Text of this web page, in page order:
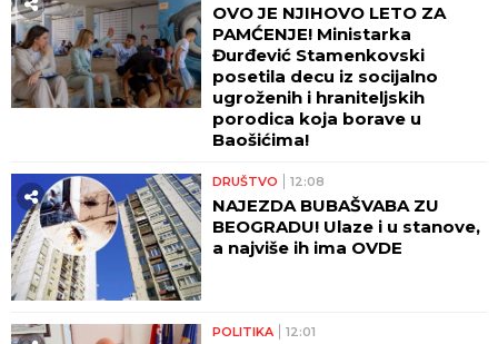
OVO JE NJIHOVO LETO ZA
PAMĆENJE! Ministarka
Đurđević Stamenkovski
posetila decu iz socijalno
ugroženih i hraniteljskih
porodica koja borave u
Baošićima!
DRUŠTVO 12:08
NAJEZDA BUBAŠVABA ZU
BEOGRADU! Ulaze i u stanove,
a najviše ih ima OVDE
POLITIKA 12:01